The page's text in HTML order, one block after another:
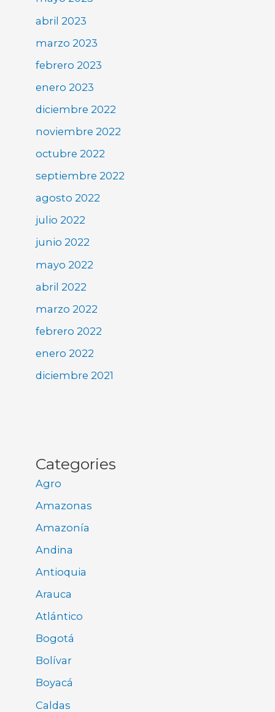
abril 2023
marzo 2023
febrero 2023
enero 2023
diciembre 2022
noviembre 2022
octubre 2022
septiembre 2022
agosto 2022
julio 2022
junio 2022
mayo 2022
abril 2022
marzo 2022
febrero 2022
enero 2022
diciembre 2021
Categories
Agro
Amazonas
Amazonía
Andina
Antioquia
Arauca
Atlántico
Bogotá
Bolívar
Boyacá
Caldas